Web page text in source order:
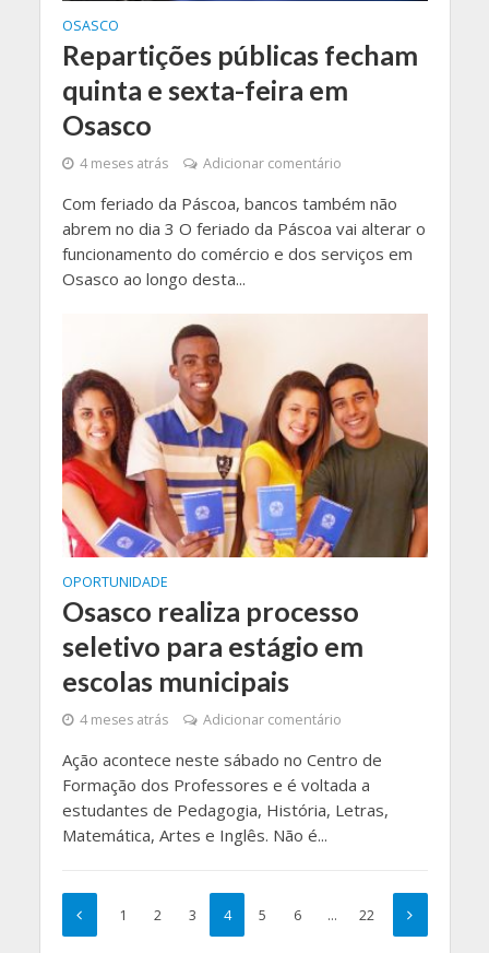
OSASCO
Repartições públicas fecham
quinta e sexta-feira em
Osasco
4 meses atrás Adicionar comentário
Com feriado da Páscoa, bancos também não
abrem no dia 3 O feriado da Páscoa vai alterar o
funcionamento do comércio e dos serviços em
Osasco ao longo desta...
OPORTUNIDADE
Osasco realiza processo
seletivo para estágio em
escolas municipais
4 meses atrás Adicionar comentário
Ação acontece neste sábado no Centro de
Formação dos Professores e é voltada a
estudantes de Pedagogia, História, Letras,
Matemática, Artes e Inglês. Não é...
1 2 3 4 5 6 … 22